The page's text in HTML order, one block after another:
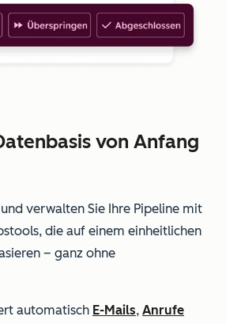
von Anfang
verwalten Sie Ihre Pipeline mit
die auf einem einheitlichen
– ganz ohne
automatisch E-Mails, Anrufe